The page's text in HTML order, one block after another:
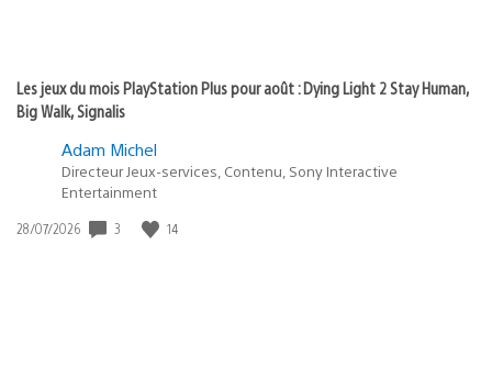
Les jeux du mois PlayStation Plus pour août : Dying Light 2 Stay Human,
Big Walk, Signalis
Adam Michel
Directeur Jeux-services, Contenu, Sony Interactive
Entertainment
Date
28/07/2026 3 14